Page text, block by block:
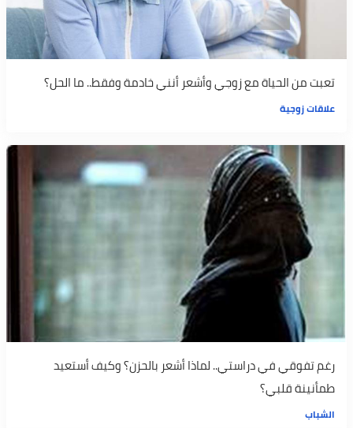
تعبت من الحياة مع زوجي وأشعر أنني خادمة وفقط.. ما الحل؟
علاقات زوجية
رغم تفوقي في دراستي.. لماذا أشعر بالحزن؟ وكيف أستعيد
طمأنينة قلبي؟
الشباب